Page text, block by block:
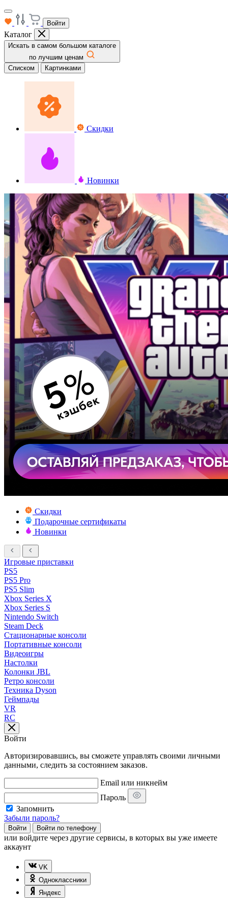
Войти
Каталог
Искать в самом большом каталоге
по лучшим ценам
Списком
Картинками
Скидки
Новинки
Скидки
Подарочные сертификаты
Новинки
Игровые приставки
PS5
PS5 Pro
PS5 Slim
Xbox Series X
Xbox Series S
Nintendo Switch
Steam Deck
Стационарные консоли
Портативные консоли
Видеоигры
Настолки
Колонки JBL
Ретро консоли
Техника Dyson
Геймпады
VR
RC
Войти
Авторизировавшись, вы сможете управлять своими личными
данными, следить за состоянием заказов.
Email или никнейм
Пароль
Запомнить
Забыли пароль?
Войти Войти по телефону
или войдите через другие сервисы, в которых вы уже имеете
аккаунт
VK
Одноклассники
Яндекс